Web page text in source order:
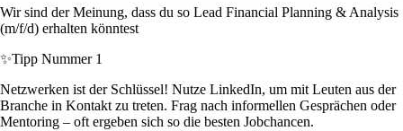
Wir sind der Meinung, dass du so Lead Financial Planning & Analysis
(m/f/d) erhalten könntest
✨Tipp Nummer 1
Netzwerken ist der Schlüssel! Nutze LinkedIn, um mit Leuten aus der
Branche in Kontakt zu treten. Frag nach informellen Gesprächen oder
Mentoring – oft ergeben sich so die besten Jobchancen.